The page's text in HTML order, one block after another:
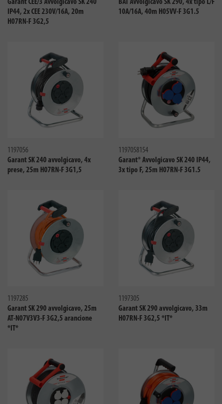
Garant CEE/3 Avvolgicavo SK 240
IP44, 2x CEE 230V/16A, 20m
H07RN-F 3G2,5
BAT Avvolgicavo SK 290, 4x tipo L/F
10A/16A, 40m H05VV-F 3G1.5
1197056
Garant SK 240 avvolgicavo, 4x
prese, 25m H07RN-F 3G1,5
1197058154
Garant® Avvolgicavo SK 240 IP44,
3x tipo F, 25m H07RN-F 3G1.5
1197285
Garant SK 290 avvolgicavo, 25m
AT-N07V3V3-F 3G2,5 arancione
*IT*
1197305
Garant SK 290 avvolgicavo, 33m
H07RN-F 3G2,5 *IT*